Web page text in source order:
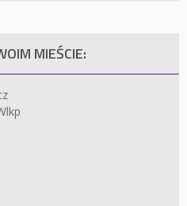
MIEŚCIE: